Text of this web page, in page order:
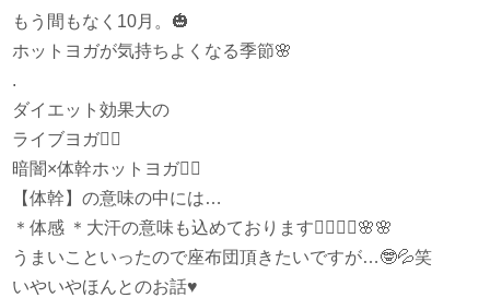
もう間もなく10月。 🎃
ホットヨガが気持ちよくなる季節🌸
.
ダイエット効果大の
ライブヨガ🧘‍♀️
暗闇×体幹ホットヨガ🧘‍♀️
【体幹】の意味の中には…
＊体感 ＊大汗の意味も込めております🧘‍♀️ 🧘‍♀️🌸🌸
うまいこといったので座布団頂きたいですが…🤓💦笑
いやいやほんとのお話♥️